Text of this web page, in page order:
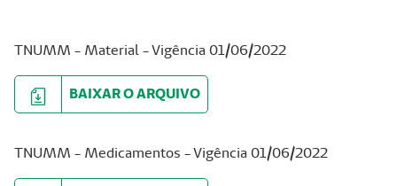
TNUMM - Material - Vigência 01/06/2022
BAIXAR O ARQUIVO
TNUMM - Medicamentos - Vigência 01/06/2022